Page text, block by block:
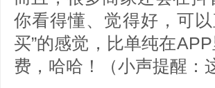
你看得懂、觉得好，可
买”的感觉，比单纯在
费，哈哈！（小声提醒：